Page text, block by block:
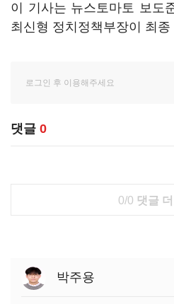
이 기사는 뉴스토마토 보도
최신형 정치정책부장이 최종
댓글 0
0/0 댓글 더
박주용